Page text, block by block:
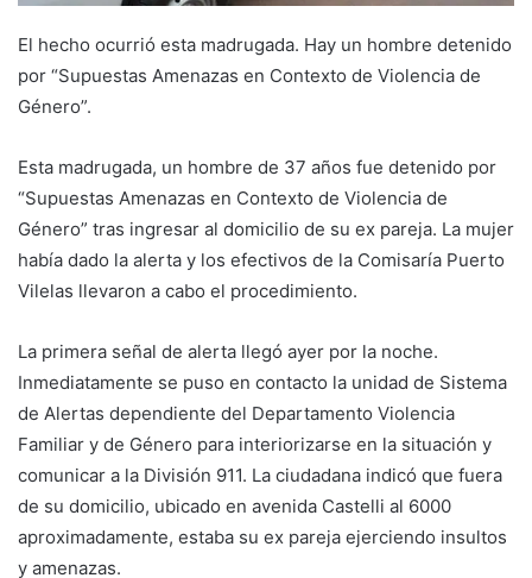
El hecho ocurrió esta madrugada. Hay un hombre detenido
por “Supuestas Amenazas en Contexto de Violencia de
Género”.
Esta madrugada, un hombre de 37 años fue detenido por
“Supuestas Amenazas en Contexto de Violencia de
Género” tras ingresar al domicilio de su ex pareja. La mujer
había dado la alerta y los efectivos de la Comisaría Puerto
Vilelas llevaron a cabo el procedimiento.
La primera señal de alerta llegó ayer por la noche.
Inmediatamente se puso en contacto la unidad de Sistema
de Alertas dependiente del Departamento Violencia
Familiar y de Género para interiorizarse en la situación y
comunicar a la División 911. La ciudadana indicó que fuera
de su domicilio, ubicado en avenida Castelli al 6000
aproximadamente, estaba su ex pareja ejerciendo insultos
y amenazas.